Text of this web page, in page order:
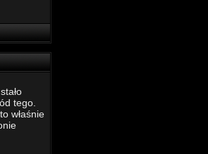
tego.
właśnie